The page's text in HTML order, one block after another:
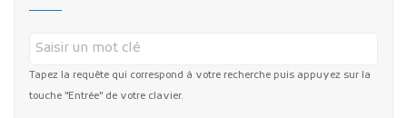
Tapez la requête qui correspond à votre recherche puis appuyez sur la
touche "Entrée" de votre clavier.